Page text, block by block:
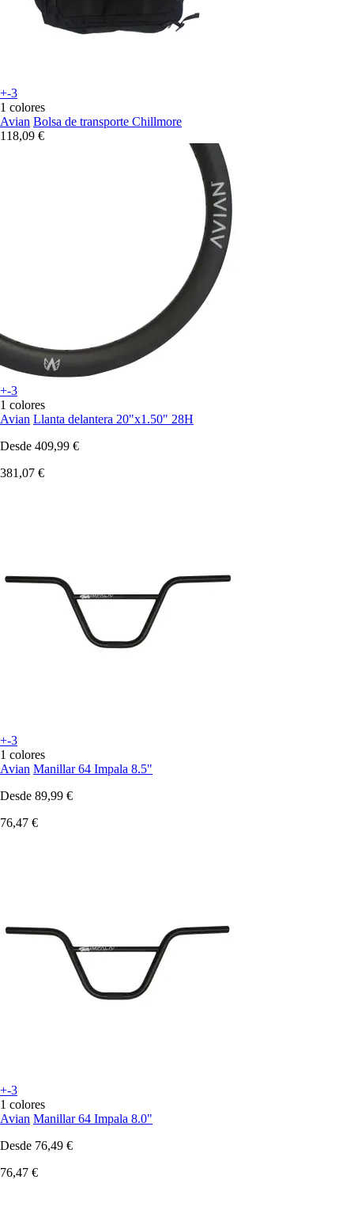
+-3
1 colores
Avian Bolsa de transporte Chillmore
118,09 €
+-3
1 colores
Avian Llanta delantera 20"x1.50" 28H
Desde 409,99 €
381,07 €
+-3
1 colores
Avian Manillar 64 Impala 8.5"
Desde 89,99 €
76,47 €
+-3
1 colores
Avian Manillar 64 Impala 8.0"
Desde 76,49 €
76,47 €